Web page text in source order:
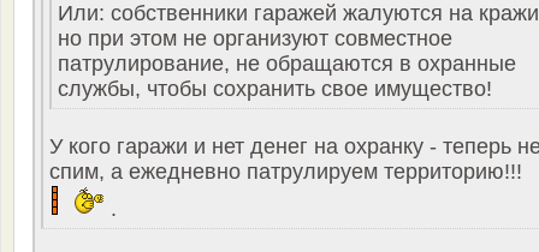
Или: собственники гаражей жалуются на
но при этом не организуют совместное
патрулирование, не обращаются в охранные
службы, чтобы сохранить свое имущество!
У кого гаражи и нет денег на охранку - теперь
спим, а ежедневно патрулируем территорию!!!
.